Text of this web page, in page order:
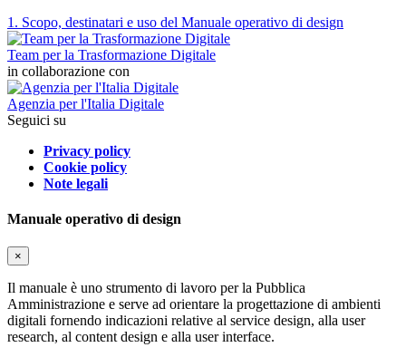
1. Scopo, destinatari e uso del Manuale operativo di design
Team per la Trasformazione Digitale
in collaborazione con
Agenzia per l'Italia Digitale
Seguici su
Privacy policy
Cookie policy
Note legali
Manuale operativo di design
×
Il manuale è uno strumento di lavoro per la Pubblica
Amministrazione e serve ad orientare la progettazione di ambienti
digitali fornendo indicazioni relative al service design, alla user
research, al content design e alla user interface.